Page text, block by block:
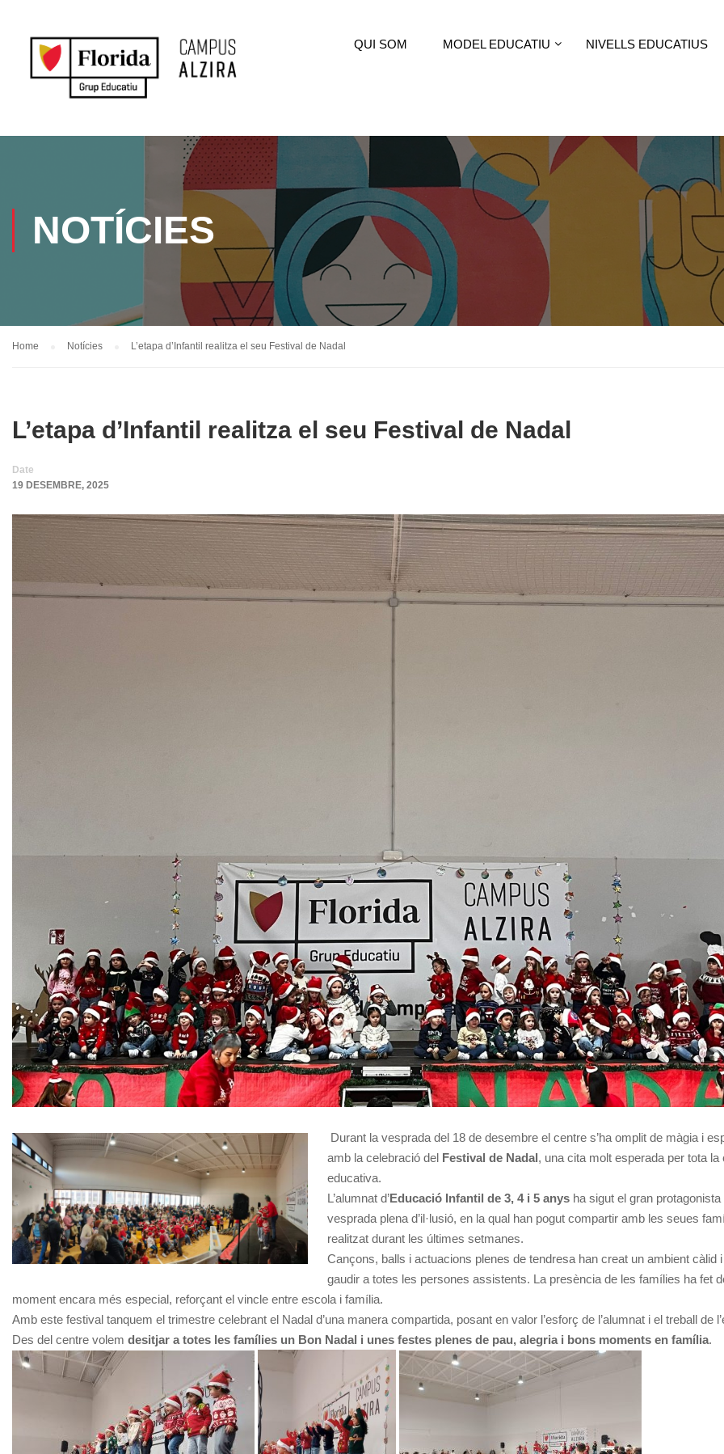
QUI SOM MODEL EDUCATIU NIVELLS EDUCATIUS
NOTÍCIES
Home Notícies L’etapa d’Infantil realitza el seu Festival de Nadal
L’etapa d’Infantil realitza el seu Festival de Nadal
Date
19 DESEMBRE, 2025
Durant la vesprada del 18 de desembre el centre s’ha omplit de màgia i
amb la celebració del Festival de Nadal , una cita molt esperada per tota la
educativa.
L’alumnat d’Educació Infantil de 3, 4 i 5 anys ha sigut el gran protagonista
vesprada plena d’il·lusió, en la qual han pogut compartir amb les seues
realitzat durant les últimes setmanes.
Cançons, balls i actuacions plenes de tendresa han creat un ambient càlid
gaudir a totes les persones assistents. La presència de les famílies ha fet
moment encara més especial, reforçant el vincle entre escola i família.
Amb este festival tanquem el trimestre celebrant el Nadal d’una manera compartida, posant en valor l’esforç de l’alumnat i el treball de
Des del centre volem desitjar a totes les famílies un Bon Nadal i unes festes plenes de pau, alegria i bons moments en família.